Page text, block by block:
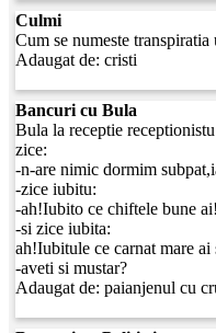
Culmi
Cum se numeste
Adaugat de:cristi
Bancuri cu Bula
Bula la receptie
zice:
-n-are nimic dormim
-zice iubitu:
-ah!Iubito ce chiftele bune ai!
-si zice iubita:
ah!Iubitule ce carnat mare ai
-aveti si mustar?
Adaugat de:paianjenul cu